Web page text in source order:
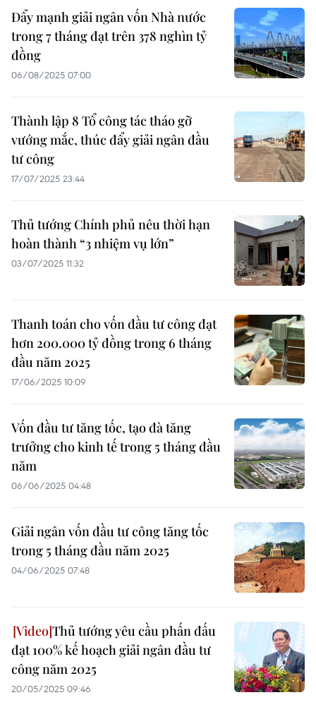
Đẩy mạnh giải ngân vốn Nhà nước
trong 7 tháng đạt trên 378 nghìn tỷ
đồng
06/08/2025 07:00
Thành lập 8 Tổ công tác tháo gỡ
vướng mắc, thúc đẩy giải ngân đầu
tư công
17/07/2025 23:44
Thủ tướng Chính phủ nêu thời hạn
hoàn thành “3 nhiệm vụ lớn”
03/07/2025 11:32
Thanh toán cho vốn đầu tư công đạt
hơn 200.000 tỷ đồng trong 6 tháng
đầu năm 2025
17/06/2025 10:09
Vốn đầu tư tăng tốc, tạo đà tăng
trưởng cho kinh tế trong 5 tháng đầu
năm
06/06/2025 04:48
Giải ngân vốn đầu tư công tăng tốc
trong 5 tháng đầu năm 2025
04/06/2025 07:48
Thủ tướng yêu cầu phấn đấu
đạt 100% kế hoạch giải ngân đầu tư
công năm 2025
20/05/2025 09:46